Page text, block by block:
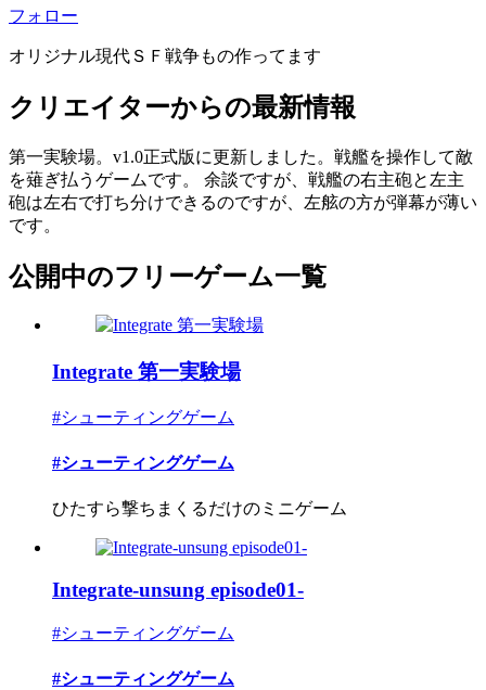
フォロー
オリジナル現代ＳＦ戦争もの作ってます
クリエイターからの最新情報
第一実験場。v1.0正式版に更新しました。戦艦を操作して敵
を薙ぎ払うゲームです。 余談ですが、戦艦の右主砲と左主
砲は左右で打ち分けできるのですが、左舷の方が弾幕が薄い
です。
公開中のフリーゲーム一覧
Integrate 第一実験場
#シューティングゲーム
#シューティングゲーム
ひたすら撃ちまくるだけのミニゲーム
Integrate-unsung episode01-
#シューティングゲーム
#シューティングゲーム